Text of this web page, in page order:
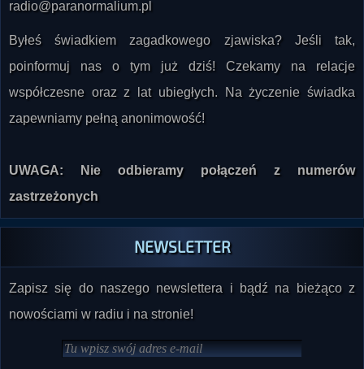
Byłeś świadkiem zagadkowego zjawiska? Jeśli tak,
poinformuj nas o tym już dziś! Czekamy na relacje
współczesne oraz z lat ubiegłych. Na życzenie świadka
zapewniamy pełną anonimowość!
zastrzeżonych
NEWSLETTER
Zapisz się do naszego newslettera i bądź na bieżąco z
nowościami w radiu i na stronie!